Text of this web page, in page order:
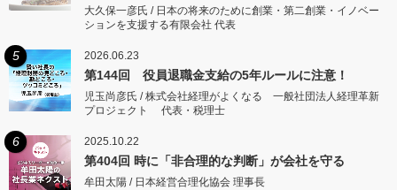
大久保一彦氏 / 日本の将来のために創業・第二創業・イノベー
ションを支援する有限会社 代表
5 2026.06.23
第144回 役員退職金支給の5年ルールに注意！
児玉尚彦氏 / 株式会社経理がよくなる 一般社団法人経理革新
プロジェクト 代表・税理士
6 2025.10.22
第404回 時に「非合理的な判断」が会社を守る
牟田太陽 / 日本経営合理化協会 理事長